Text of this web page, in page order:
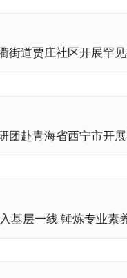
街道贾庄社区开展罕
团赴青海省西宁市开
基层一线 锤炼专业素